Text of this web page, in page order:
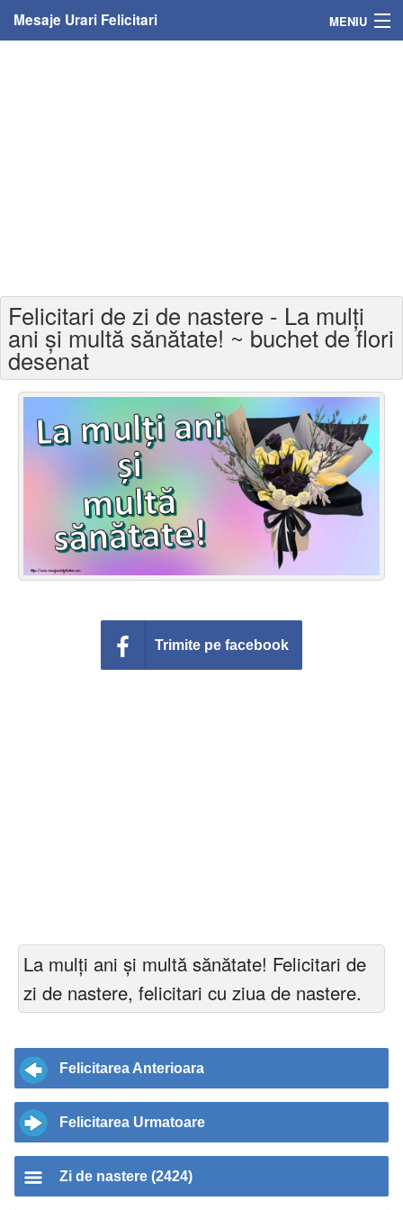
Mesaje Urari Felicitari MENIU
Felicitari varsta
Felicitari zilele anului
Felicitari muzicale
Felicitari muzicale personalizate
Felicitari animate
Invitatii personalizate
Felicitari de zi de nastere - La mulți
ani și multă sănătate! ~ buchet de flori
desenat
Trimite pe facebook
La mulți ani și multă sănătate! Felicitari de
zi de nastere, felicitari cu ziua de nastere.
Felicitarea Anterioara
Felicitarea Urmatoare
Zi de nastere (2424)